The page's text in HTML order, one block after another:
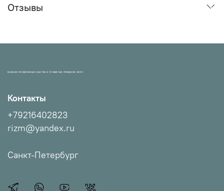
Отзывы
МАГАЗИН ПРОВЕРЕННЫХ СНАСТЕЙ И УЛОВИСТЫХ ПРИМАНОК НХНЧ!
Контакты
+79216402823
rizm@yandex.ru
Санкт-Петербург